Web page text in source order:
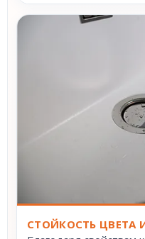
СТОЙКОСТЬ ЦВЕТА